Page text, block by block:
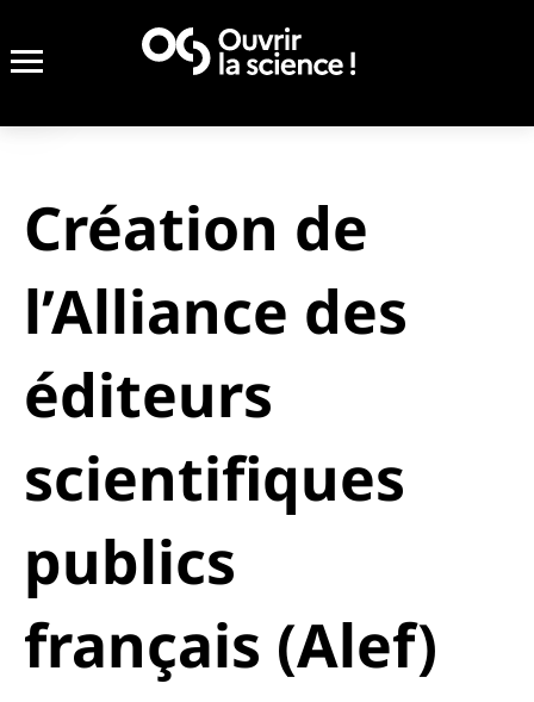
Création de
l’Alliance des
éditeurs
scientifiques
publics
français (Alef)